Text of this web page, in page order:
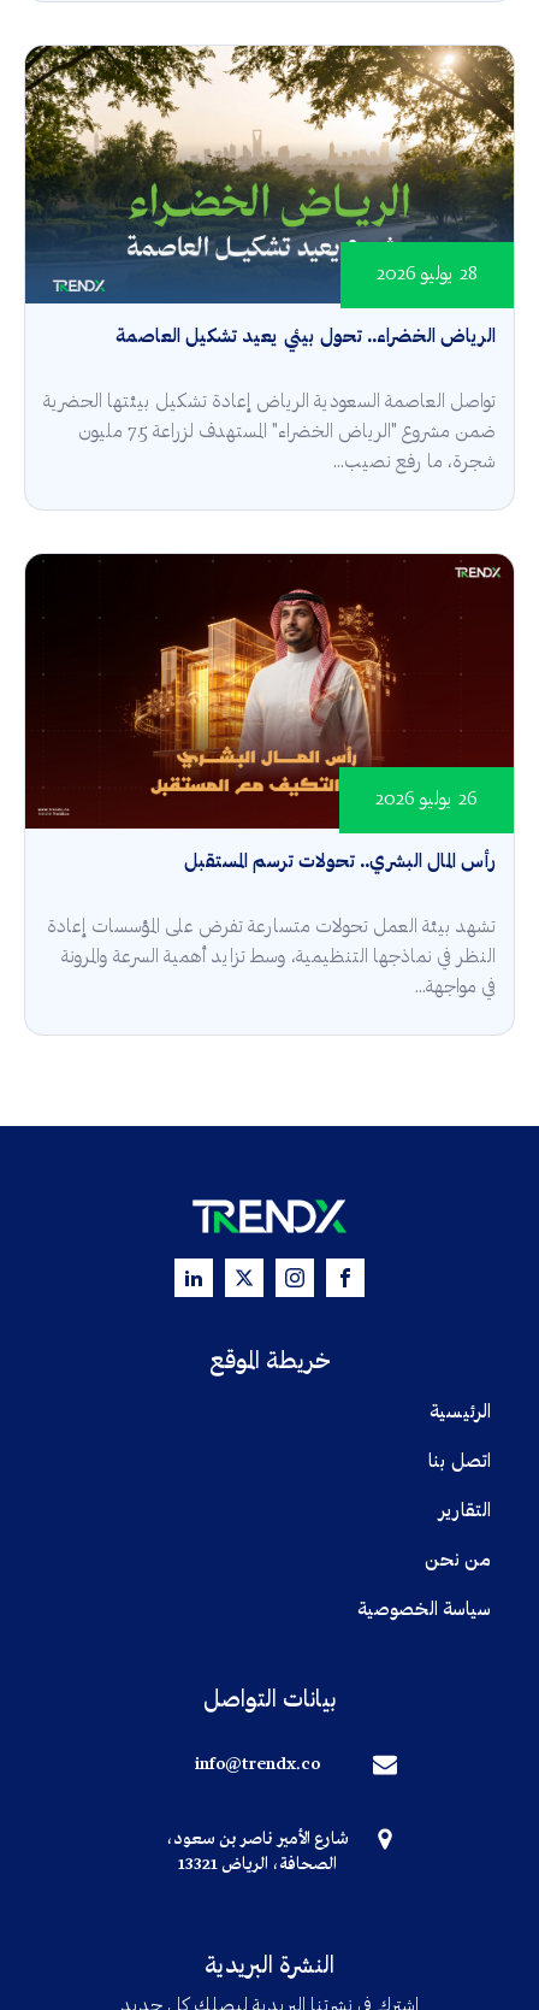
الرياض الخضراء.. تحول بيئي يعيد تشكيل العاصمة
28 يوليو 2026
تواصل العاصمة السعودية الرياض إعادة تشكيل بيئتها الحضرية
ضمن مشروع "الرياض الخضراء" المستهدف لزراعة 7.5 مليون
شجرة، ما رفع نصيب...
رأس المال البشري.. تحولات ترسم المستقبل
26 يوليو 2026
تشهد بيئة العمل تحولات متسارعة تفرض على المؤسسات إعادة
النظر في نماذجها التنظيمية، وسط تزايد أهمية السرعة والمرونة
في مواجهة...
خريطة الموقع
الرئيسية
اتصل بنا
التقارير
من نحن
سياسة الخصوصية
بيانات التواصل
info@trendx.co
شارع الأمير ناصر بن سعود،
الصحافة، الرياض 13321
النشرة البريدية